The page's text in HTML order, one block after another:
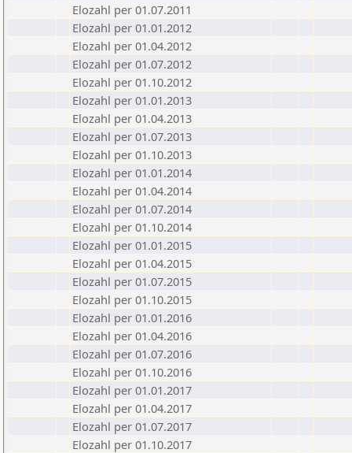
Elozahl per 01.07.2011
Elozahl per 01.01.2012
Elozahl per 01.04.2012
Elozahl per 01.07.2012
Elozahl per 01.10.2012
Elozahl per 01.01.2013
Elozahl per 01.04.2013
Elozahl per 01.07.2013
Elozahl per 01.10.2013
Elozahl per 01.01.2014
Elozahl per 01.04.2014
Elozahl per 01.07.2014
Elozahl per 01.10.2014
Elozahl per 01.01.2015
Elozahl per 01.04.2015
Elozahl per 01.07.2015
Elozahl per 01.10.2015
Elozahl per 01.01.2016
Elozahl per 01.04.2016
Elozahl per 01.07.2016
Elozahl per 01.10.2016
Elozahl per 01.01.2017
Elozahl per 01.04.2017
Elozahl per 01.07.2017
Elozahl per 01.10.2017